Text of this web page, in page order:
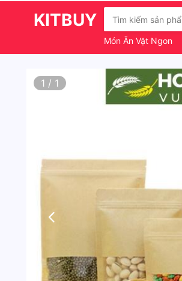
KITBUY
Món Ăn Vặt Ngon
1 / 1